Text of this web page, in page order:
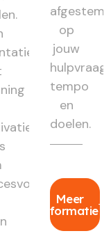
op
jouw
hulpvraag,
tempo
en
doelen.
Meer
informatie